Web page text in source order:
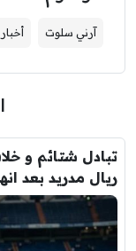
آرني سلوت
تبادل شتائم و
ريال مدريد بعد